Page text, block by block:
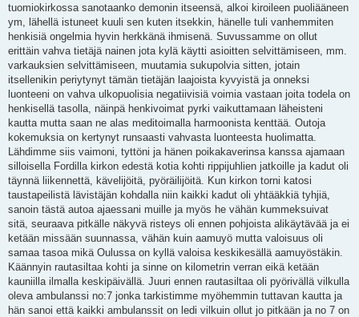
tuomiokirkossa sanotaanko demonin itseensä, alkoi kiroileen puoliääneen
ym, lähellä istuneet kuuli sen kuten itsekkin, hänelle tuli vanhemmiten
henkisiä ongelmia hyvin herkkänä ihmisenä. Suvussamme on ollut
erittäin vahva tietäjä nainen jota kylä käytti asioitten selvittämiseen, mm.
varkauksien selvittämiseen, muutamia sukupolvia sitten, jotain
itsellenikin periytynyt tämän tietäjän laajoista kyvyistä ja onneksi
luonteeni on vahva ulkopuolisia negatiivisiä voimia vastaan joita todela on
henkisellä tasolla, näinpä henkivoimat pyrki vaikuttamaan läheisteni
kautta mutta saan ne alas meditoimalla harmoonista kenttää. Outoja
kokemuksia on kertynyt runsaasti vahvasta luonteesta huolimatta.
Lähdimme siis vaimoni, tyttöni ja hänen poikakaverinsa kanssa ajamaan
silloisella Fordilla kirkon edestä kotia kohti rippijuhlien jatkoille ja kadut oli
täynnä liikennettä, kävelijöitä, pyöräilijöitä. Kun kirkon torni katosi
taustapeilistä lävistäjän kohdalla niin kaikki kadut oli yhtääkkiä tyhjiä,
sanoin tästä autoa ajaessani muille ja myös he vähän kummeksuivat
sitä, seuraava pitkälle näkyvä risteys oli ennen pohjoista alikäytävää ja ei
ketään missään suunnassa, vähän kuin aamuyö mutta valoisuus oli
samaa tasoa mikä Oulussa on kyllä valoisa keskikesällä aamuyöstäkin.
Käännyin rautasiltaa kohti ja sinne on kilometrin verran eikä ketään
kauniilla ilmalla keskipäivällä. Juuri ennen rautasiltaa oli pyörivällä vilkulla
oleva ambulanssi no:7 jonka tarkistimme myöhemmin tuttavan kautta ja
hän sanoi että kaikki ambulanssit on ledi vilkuin ollut jo pitkään ja no 7 on